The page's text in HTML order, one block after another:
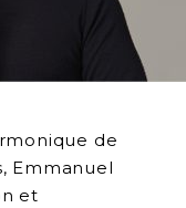
de
Emmanuel
et